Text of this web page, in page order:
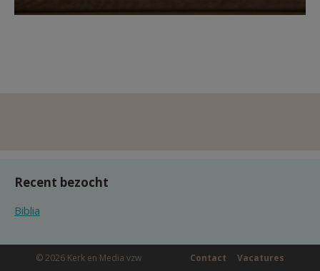
Recent bezocht
Biblia
© 2026 Kerk en Media vzw Vacatures
Contact